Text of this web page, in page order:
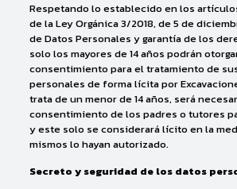
Respetando lo establecido en los
de la Ley Orgánica 3/2018, de 5 de
de Datos Personales y garantía de los
solo los mayores de 14 años podrán
consentimiento para el tratamiento de
personales de forma lícita por
trata de un menor de 14 años, será
consentimiento de los padres o tutores
y este solo se considerará lícito en la
mismos lo hayan autorizado.
Secreto y seguridad de los datos